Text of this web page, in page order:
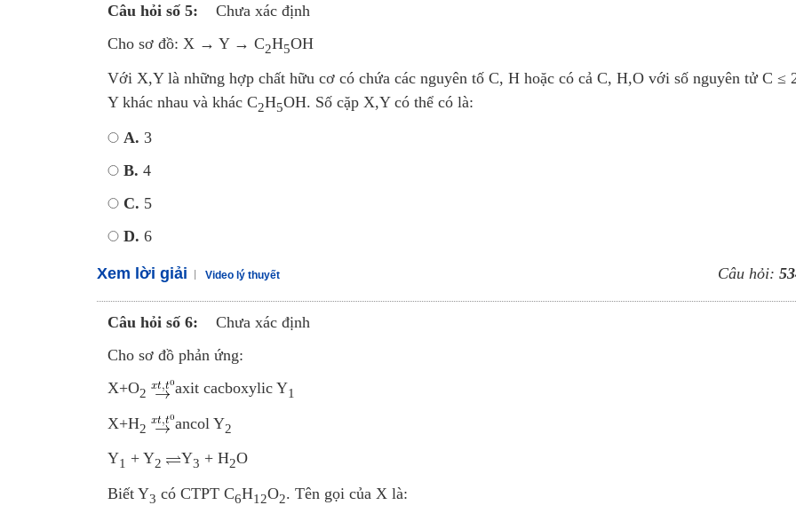
Câu hỏi số 5:
Chưa xác định
Cho sơ đồ: X → Y → C2H5OH
Với X,Y là những hợp chất hữu cơ có chứa các nguyên tố C, H hoặc có cả C, H,O với số nguyên tử C ≤
Y khác nhau và khác C2H5OH. Số cặp X,Y có thể có là:
A. 3
B. 4
C. 5
D. 6
Xem lời giải Video lý thuyết Câu hỏi:
Câu hỏi số 6:
Chưa xác định
Cho sơ đồ phản ứng:
X+O2 axit cacboxylic Y1
X+H2 ancol Y2
Y1 + Y2 Y3 + H2O
Biết Y3 có CTPT C6H12O2. Tên gọi của X là: